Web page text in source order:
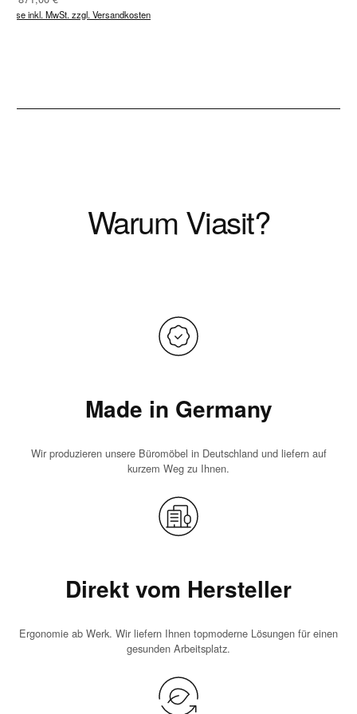
Preise inkl. MwSt. zzgl. Versandkosten
Warum Viasit?
Made in Germany
Wir produzieren unsere Büromöbel in Deutschland und liefern auf
kurzem Weg zu Ihnen.
Direkt vom Hersteller
Ergonomie ab Werk. Wir liefern Ihnen topmoderne Lösungen für einen
gesunden Arbeitsplatz.